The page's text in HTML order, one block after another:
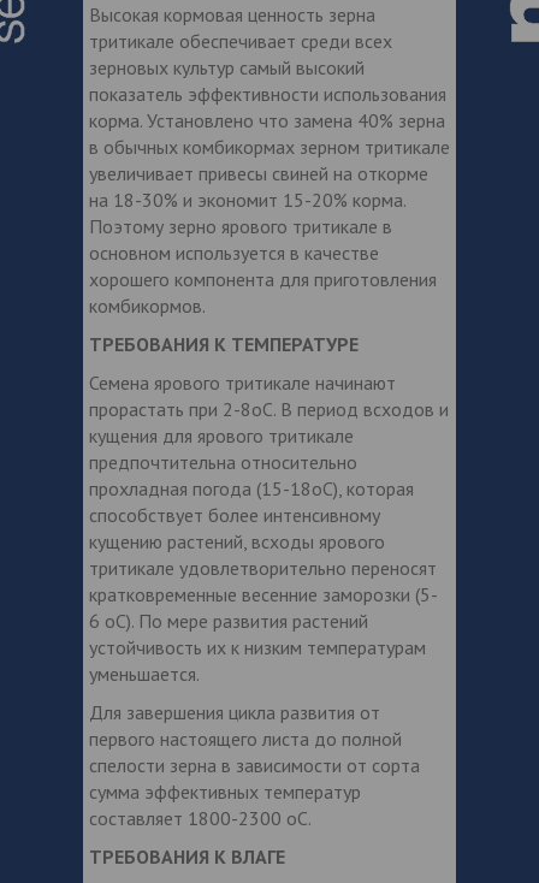
Высокая кормовая ценность зерна
тритикале обеспечивает среди всех
зерновых культур самый высокий
показатель эффективности использования
корма. Установлено что замена 40% зерна
в обычных комбикормах зерном тритикале
увеличивает привесы свиней на откорме
на 18-30% и экономит 15-20% корма.
Поэтому зерно ярового тритикале в
основном используется в качестве
хорошего компонента для приготовления
комбикормов.
ТРЕБОВАНИЯ К ТЕМПЕРАТУРЕ
Семена ярового тритикале начинают
прорастать при 2-8оС. В период всходов и
кущения для ярового тритикале
предпочтительна относительно
прохладная погода (15-18оС), которая
способствует более интенсивному
кущению растений, всходы ярового
тритикале удовлетворительно переносят
кратковременные весенние заморозки (5-
6 оС). По мере развития растений
устойчивость их к низким температурам
уменьшается.
Для завершения цикла развития от
первого настоящего листа до полной
спелости зерна в зависимости от сорта
сумма эффективных температур
составляет 1800-2300 оС.
ТРЕБОВАНИЯ К ВЛАГЕ